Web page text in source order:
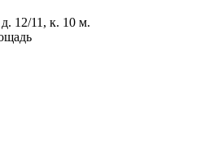
12/11, к. 10 м.